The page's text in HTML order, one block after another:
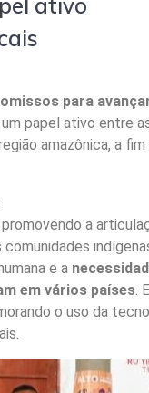
ativo
para
papel ativo entre
amazônica, a
a
e a
em vários países.
o uso da